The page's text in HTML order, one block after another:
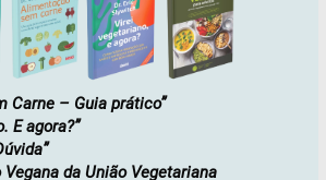
Carne – Guia prático”
E agora?”
da União Vegetariana